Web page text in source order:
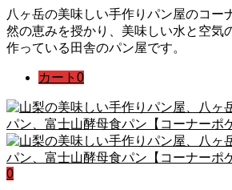
八ヶ岳の美味しい手作りパン屋のコー
然の恵みを授かり、美味しい水と空気
作っている田舎のパン屋です。
カート 0
0